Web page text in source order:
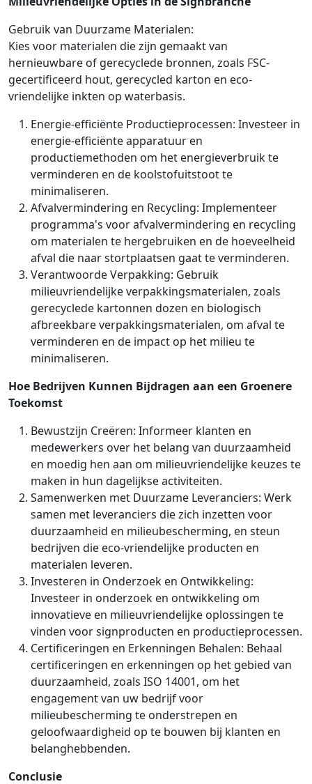
Gebruik van Duurzame Materialen:
Kies voor materialen die zijn gemaakt van
hernieuwbare of gerecyclede bronnen, zoals FSC-
gecertificeerd hout, gerecycled karton en eco-
vriendelijke inkten op waterbasis.
Energie-efficiënte Productieprocessen: Investeer in
energie-efficiënte apparatuur en
productiemethoden om het energieverbruik te
verminderen en de koolstofuitstoot te
minimaliseren.
Afvalvermindering en Recycling: Implementeer
programma's voor afvalvermindering en recycling
om materialen te hergebruiken en de hoeveelheid
afval die naar stortplaatsen gaat te verminderen.
Verantwoorde Verpakking: Gebruik
milieuvriendelijke verpakkingsmaterialen, zoals
gerecyclede kartonnen dozen en biologisch
afbreekbare verpakkingsmaterialen, om afval te
verminderen en de impact op het milieu te
minimaliseren.
Hoe Bedrijven Kunnen Bijdragen aan een Groenere
Toekomst
Bewustzijn Creëren: Informeer klanten en
medewerkers over het belang van duurzaamheid
en moedig hen aan om milieuvriendelijke keuzes te
maken in hun dagelijkse activiteiten.
Samenwerken met Duurzame Leveranciers: Werk
samen met leveranciers die zich inzetten voor
duurzaamheid en milieubescherming, en steun
bedrijven die eco-vriendelijke producten en
materialen leveren.
Investeren in Onderzoek en Ontwikkeling:
Investeer in onderzoek en ontwikkeling om
innovatieve en milieuvriendelijke oplossingen te
vinden voor signproducten en productieprocessen.
Certificeringen en Erkenningen Behalen: Behaal
certificeringen en erkenningen op het gebied van
duurzaamheid, zoals ISO 14001, om het
engagement van uw bedrijf voor
milieubescherming te onderstrepen en
geloofwaardigheid op te bouwen bij klanten en
belanghebbenden.
Conclusie